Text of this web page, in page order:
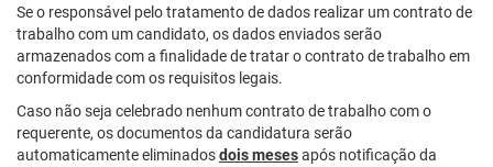
Se o responsável pelo tratamento de dados realizar um contrato de
trabalho com um candidato, os dados enviados serão
armazenados com a finalidade de tratar o contrato de trabalho em
conformidade com os requisitos legais.
Caso não seja celebrado nenhum contrato de trabalho com o
requerente, os documentos da candidatura serão
automaticamente eliminadosdois mesesapós notificação da